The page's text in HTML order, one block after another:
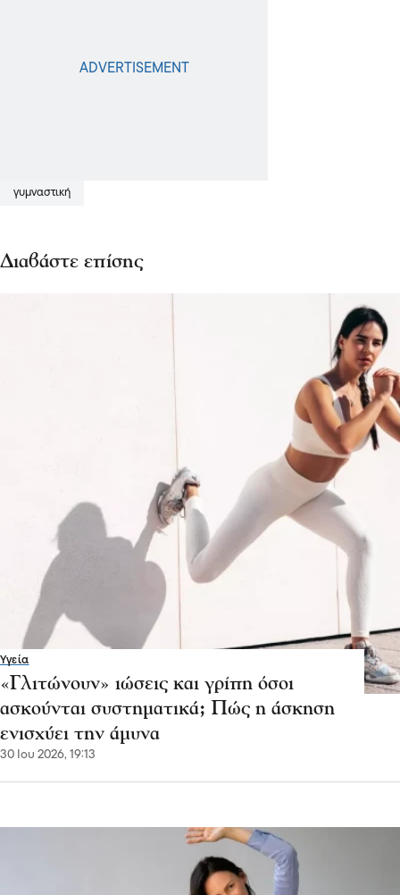
γυμναστική
Διαβάστε επίσης
Υγεία
«Γλιτώνουν» ιώσεις και γρίπη όσοι
ασκούνται συστηματικά; Πώς η άσκηση
ενισχύει την άμυνα
30 Ιου 2026, 19:13